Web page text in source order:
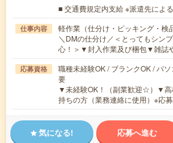
■ 交通費規定内支給 ※派遣先による
仕事内容
軽作業（仕分け・ピッキング・検
＼DMの仕分け／＜とってもシン
心！＞▼封入作業及び梱包▼雑誌
応募資格
職種未経験OK / ブランクOK / パ
要
▼未経験OK！（副業歓迎☆）▼
持ちの方（業務連絡に使用）※応
気になる! 応募へ進む